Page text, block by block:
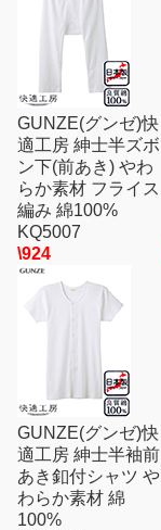
GUNZE(グンゼ)快
適工房 紳士半ズボ
ン下(前あき) やわ
らか素材 フライス
編み 綿100%
KQ5007
\924
GUNZE(グンゼ)快
適工房 紳士半袖前
あき釦付シャツ や
わらか素材 綿
100%